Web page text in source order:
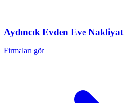
Aydıncık Evden Eve Nakliyat
Firmaları gör